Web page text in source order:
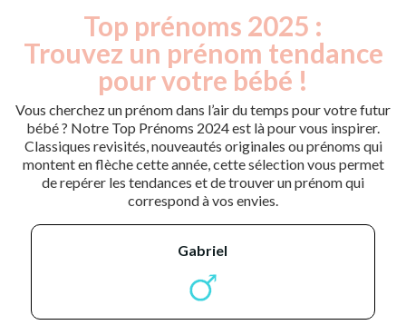
Top prénoms 2025 :
Trouvez un prénom tendance
pour votre bébé !
Vous cherchez un prénom dans l’air du temps pour votre futur
bébé ? Notre Top Prénoms 2024 est là pour vous inspirer.
Classiques revisités, nouveautés originales ou prénoms qui
montent en flèche cette année, cette sélection vous permet
de repérer les tendances et de trouver un prénom qui
correspond à vos envies.
gabriel